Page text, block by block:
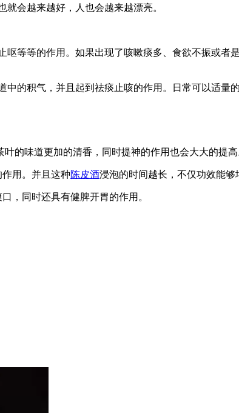
会越来越好，人也会越来越漂亮。
等等的作用。如果出现了咳嗽痰多、食欲不振或者
的积气，并且起到祛痰止咳的作用。日常可以适量
的味道更加的清香，同时提神的作用也会大大的提高
用。并且这种陈皮酒浸泡的时间越长，不仅功效能够
，同时还具有健脾开胃的作用。